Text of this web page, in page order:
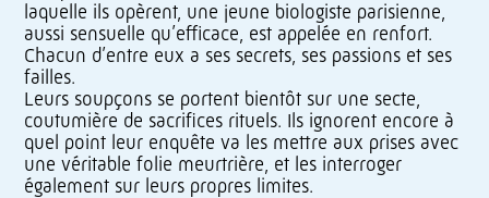
laquelle ils opèrent, une jeune biologiste parisienne,
aussi sensuelle qu’efficace, est appelée en renfort.
Chacun d’entre eux a ses secrets, ses passions et ses
failles.
Leurs soupçons se portent bientôt sur une secte,
coutumière de sacrifices rituels. Ils ignorent encore à
quel point leur enquête va les mettre aux prises avec
une véritable folie meurtrière, et les interroger
également sur leurs propres limites.